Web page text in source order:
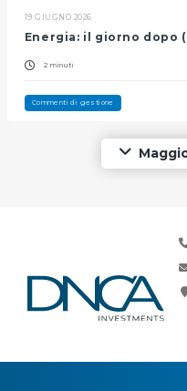
19 GIUGNO 2026
Energia: il giorno dopo
2 minuti
Commenti di gestione